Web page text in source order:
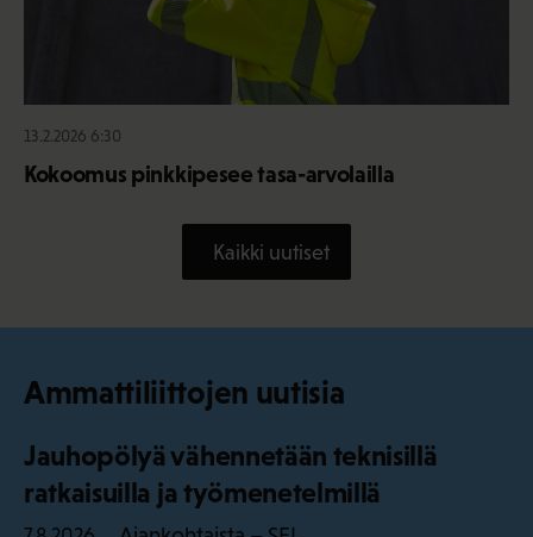
13.2.2026 6:30
Kokoomus pinkkipesee tasa-arvolailla
Kaikki uutiset
Ammattiliittojen uutisia
Jauhopölyä vähennetään teknisillä
ratkaisuilla ja työmenetelmillä